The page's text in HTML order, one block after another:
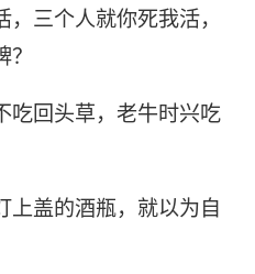
三个人就你死我活，
吃回头草，老牛时兴吃
上盖的酒瓶，就以为自